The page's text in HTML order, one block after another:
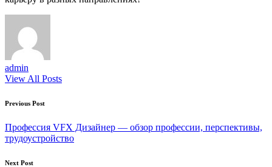
admin
View All Posts
Post
navigation
Previous Post
Профессия VFX Дизайнер — обзор профессии, перспективы,
трудоустройство
Next Post